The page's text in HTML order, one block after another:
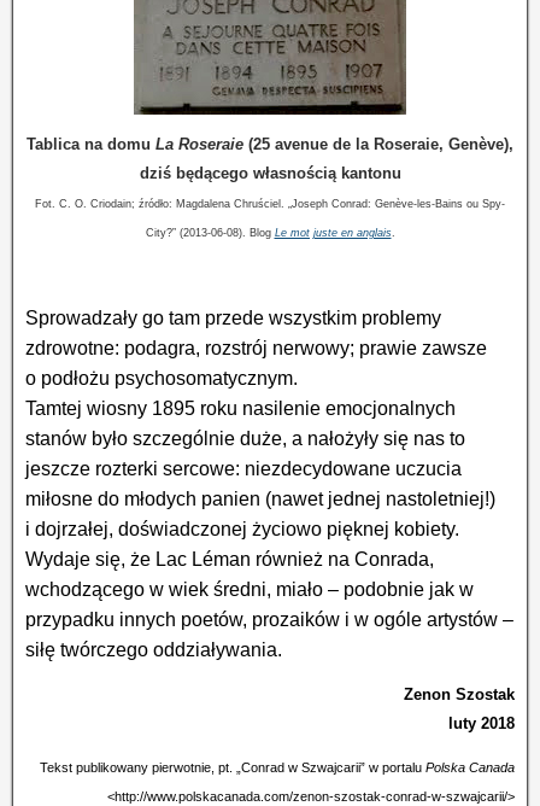
Tablica na domu La Roseraie (25 avenue de la Roseraie, Genève),
dziś będącego własnością kantonu
Fot. C.­ O. Criodain; źródło: Magdalena Chruściel. „Joseph Conrad: Genève-les-Bains ou Spy-
City?” (2013-06-08). Blog Le mot juste en anglais.
Sprowadzały go tam przede wszystkim problemy
zdrowotne: podagra, rozstrój nerwowy; prawie zawsze
o podłożu psychosoma­tycz­nym.
Tamtej wiosny 1895 roku nasilenie emocjonalnych
stanów było szczególnie duże, a nałożyły się nas to
jeszcze rozterki sercowe: niezdecydowane uczucia
miłosne do młodych panien (nawet jednej nastoletniej!)
i dojrzałej, doświadczonej życiowo pięknej kobiety.
Wydaje się, że Lac Léman również na Conrada,
wchodzącego w wiek średni, miało – podobnie jak w
przypadku innych poetów, prozaików i w ogóle artystów –
siłę twórczego oddziaływania.
Zenon Szostak
luty 2018
Tekst publikowany pierwotnie, pt. „Conrad w Szwajcarii” w portalu Polska Canada
<http://www.polskacanada.com/zenon-szostak-conrad-w-szwajcarii/>